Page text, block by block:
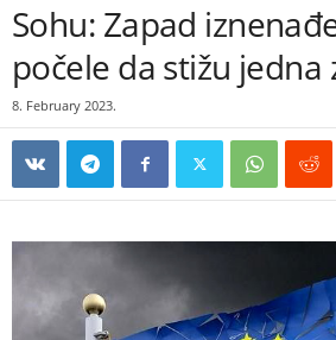
Sohu: Zapad
počele da stižu jedna
8. February 2023.